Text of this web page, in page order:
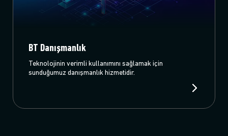
BT Danışmanlık
Teknolojinin verimli kullanımını sağlamak için
sunduğumuz danışmanlık hizmetidir.